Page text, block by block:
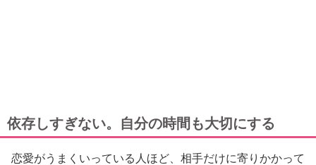
依存しすぎない。自分の時間も大切にする
恋愛がうまくいっている人ほど、相手だけに寄りかかって